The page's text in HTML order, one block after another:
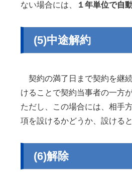
ない場合には、
１年単位で自
(5)中途解約
契約の満了日まで契約を継
けることで契約当事者の一方
ただし、この場合には、相手
項を設けるかどうか、設ける
(6)解除